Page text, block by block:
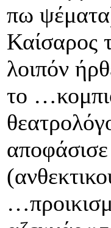
πω
Καίσαρος
λοιπόν
το